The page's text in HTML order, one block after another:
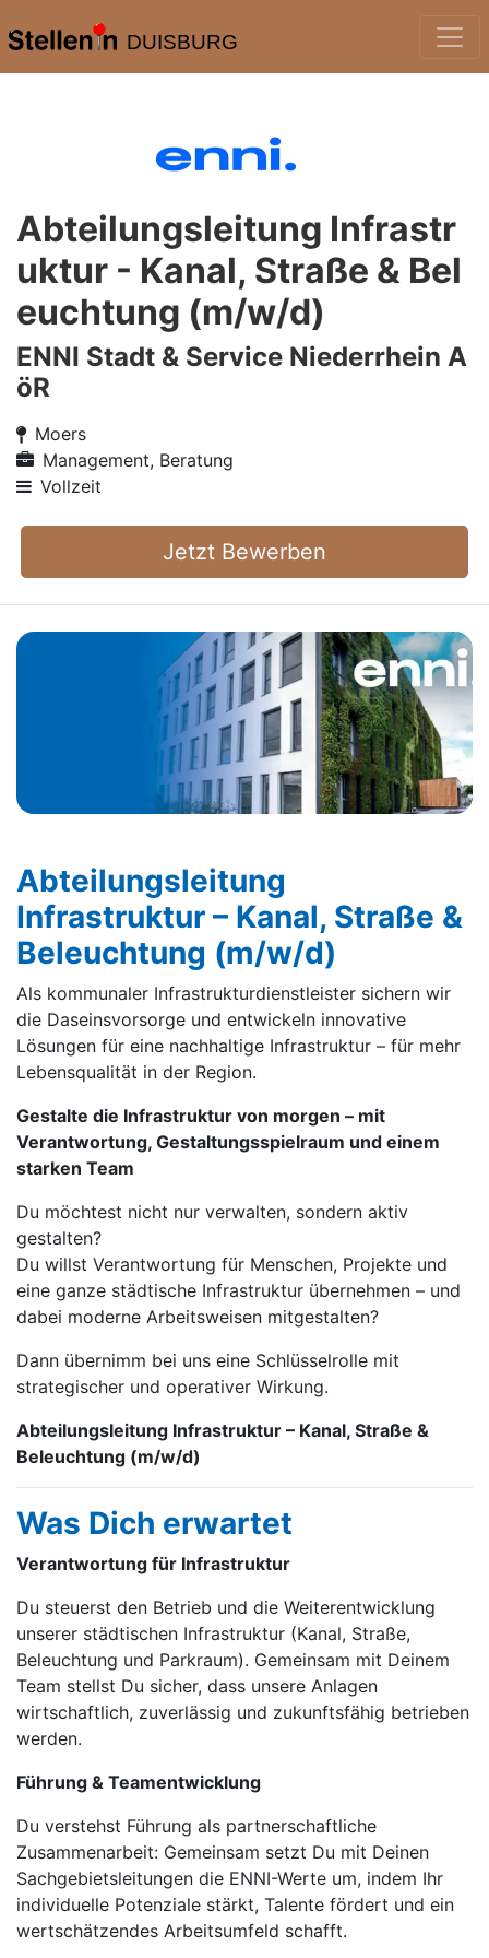
DUISBURG
Abteilungsleitung Infrastr
uktur - Kanal, Straße & Bel
euchtung (m/w/d)
ENNI Stadt & Service Niederrhein A
öR
Moers
Management, Beratung
Vollzeit
Jetzt Bewerben
Abteilungsleitung
Infrastruktur – Kanal, Straße &
Beleuchtung (m/w/d)
Als kommunaler Infrastrukturdienstleister sichern wir
die Daseinsvorsorge und entwickeln innovative
Lösungen für eine nachhaltige Infrastruktur – für mehr
Lebensqualität in der Region.
Gestalte die Infrastruktur von morgen – mit
Verantwortung, Gestaltungsspielraum und einem
starken Team
Du möchtest nicht nur verwalten, sondern aktiv
gestalten?
Du willst Verantwortung für Menschen, Projekte und
eine ganze städtische Infrastruktur übernehmen – und
dabei moderne Arbeitsweisen mitgestalten?
Dann übernimm bei uns eine Schlüsselrolle mit
strategischer und operativer Wirkung.
Abteilungsleitung Infrastruktur – Kanal, Straße &
Beleuchtung (m/w/d)
Was Dich erwartet
Verantwortung für Infrastruktur
Du steuerst den Betrieb und die Weiterentwicklung
unserer städtischen Infrastruktur (Kanal, Straße,
Beleuchtung und Parkraum). Gemeinsam mit Deinem
Team stellst Du sicher, dass unsere Anlagen
wirtschaftlich, zuverlässig und zukunftsfähig betrieben
werden.
Führung & Teamentwicklung
Du verstehst Führung als partnerschaftliche
Zusammenarbeit: Gemeinsam setzt Du mit Deinen
Sachgebietsleitungen die ENNI-Werte um, indem Ihr
individuelle Potenziale stärkt, Talente fördert und ein
wertschätzendes Arbeitsumfeld schafft.